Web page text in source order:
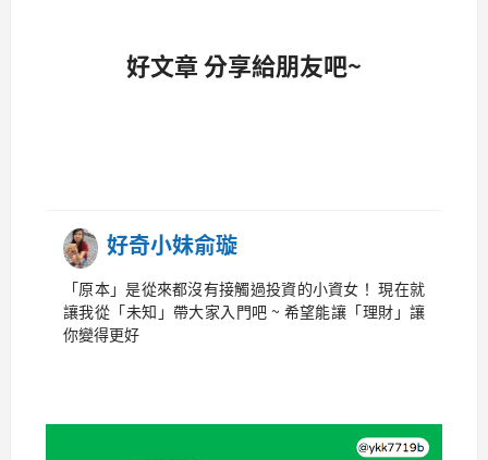
好文章 分享給朋友吧~
好奇小妹俞璇
「原本」是從來都沒有接觸過投資的小資女！ 現在就
讓我從「未知」帶大家入門吧 ~ 希望能讓「理財」讓
你變得更好